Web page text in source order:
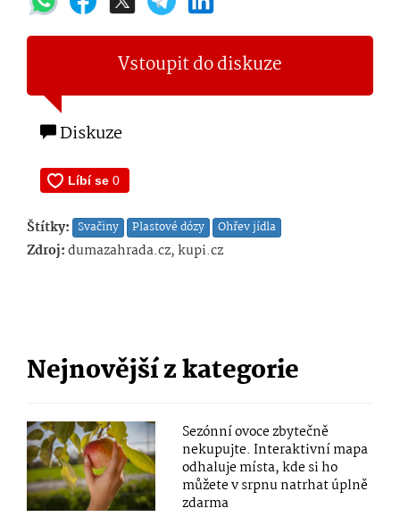
Vstoupit do diskuze
Diskuze
Štítky: Svačiny Plastové dózy Ohřev jídla
Zdroj:dumazahrada.cz, kupi.cz
Nejnovější z kategorie
Sezónní ovoce zbytečně
nekupujte. Interaktivní mapa
odhaluje místa, kde si ho
můžete v srpnu natrhat úplně
zdarma